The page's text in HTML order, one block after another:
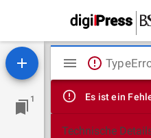
1
Mirador
Viewer
Es ist ein
Technische